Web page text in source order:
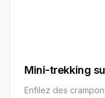
Mini-trekking
Enfilez des